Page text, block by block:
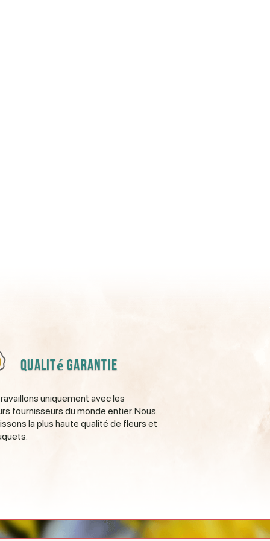
Qualité garantie
uniquement avec les
fournisseurs du monde entier. Nous
la plus haute qualité de fleurs et